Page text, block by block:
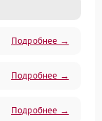
Подробнее →
Подробнее →
Подробнее →